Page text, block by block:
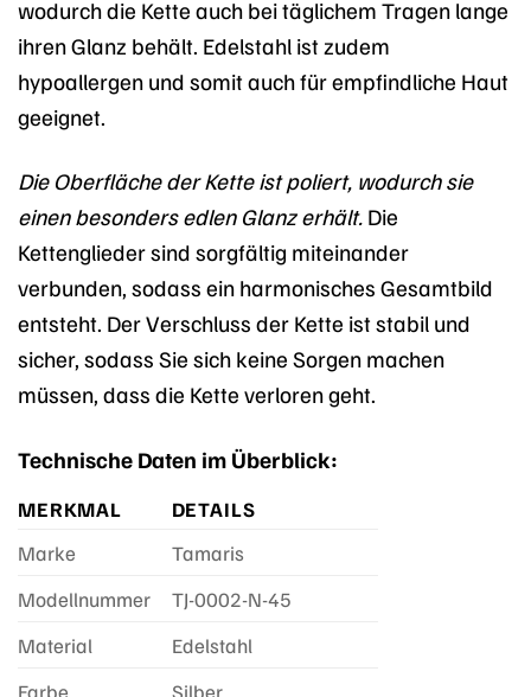
wodurch die Kette auch bei täglichem Tragen lange
ihren Glanz behält. Edelstahl ist zudem
hypoallergen und somit auch für empfindliche Haut
geeignet.
Die Oberfläche der Kette ist poliert, wodurch sie
einen besonders edlen Glanz erhält. Die
Kettenglieder sind sorgfältig miteinander
verbunden, sodass ein harmonisches Gesamtbild
entsteht. Der Verschluss der Kette ist stabil und
sicher, sodass Sie sich keine Sorgen machen
müssen, dass die Kette verloren geht.
Technische Daten im Überblick:
MERKMAL
DETAILS
Marke
Tamaris
Modellnummer
TJ-0002-N-45
Material
Edelstahl
Farbe
Silber